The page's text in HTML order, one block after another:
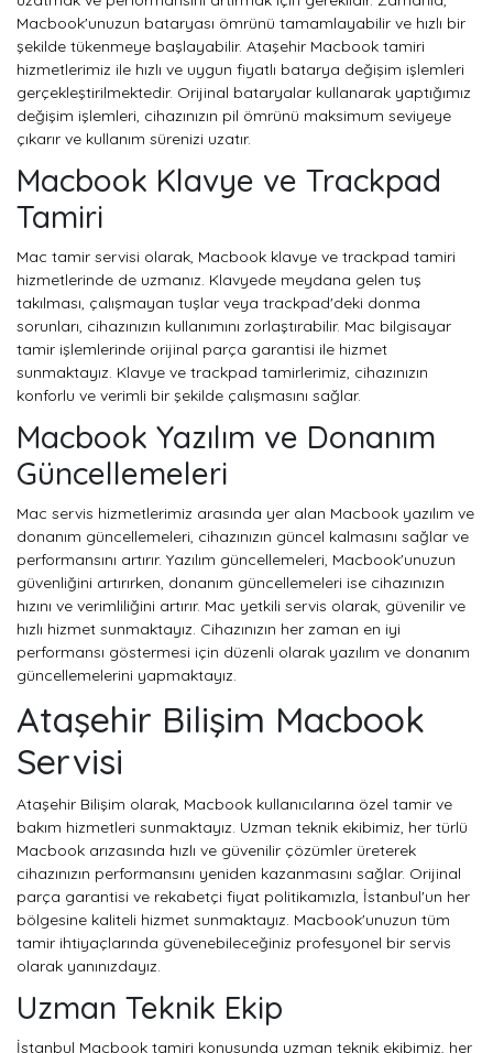
Macbook'unuzun bataryası ömrünü tamamlayabilir ve hızlı bir
şekilde tükenmeye başlayabilir. Ataşehir Macbook tamiri
hizmetlerimiz ile hızlı ve uygun fiyatlı batarya değişim işlemleri
gerçekleştirilmektedir. Orijinal bataryalar kullanarak yaptığımız
değişim işlemleri, cihazınızın pil ömrünü maksimum seviyeye
çıkarır ve kullanım sürenizi uzatır.
Macbook Klavye ve Trackpad
Tamiri
Mac tamir servisi olarak, Macbook klavye ve trackpad tamiri
hizmetlerinde de uzmanız. Klavyede meydana gelen tuş
takılması, çalışmayan tuşlar veya trackpad'deki donma
sorunları, cihazınızın kullanımını zorlaştırabilir. Mac bilgisayar
tamir işlemlerinde orijinal parça garantisi ile hizmet
sunmaktayız. Klavye ve trackpad tamirlerimiz, cihazınızın
konforlu ve verimli bir şekilde çalışmasını sağlar.
Macbook Yazılım ve Donanım
Güncellemeleri
Mac servis hizmetlerimiz arasında yer alan Macbook yazılım ve
donanım güncellemeleri, cihazınızın güncel kalmasını sağlar ve
performansını artırır. Yazılım güncellemeleri, Macbook'unuzun
güvenliğini artırırken, donanım güncellemeleri ise cihazınızın
hızını ve verimliliğini artırır. Mac yetkili servis olarak, güvenilir ve
hızlı hizmet sunmaktayız. Cihazınızın her zaman en iyi
performansı göstermesi için düzenli olarak yazılım ve donanım
güncellemelerini yapmaktayız.
Ataşehir Bilişim Macbook
Servisi
Ataşehir Bilişim olarak, Macbook kullanıcılarına özel tamir ve
bakım hizmetleri sunmaktayız. Uzman teknik ekibimiz, her türlü
Macbook arızasında hızlı ve güvenilir çözümler üreterek
cihazınızın performansını yeniden kazanmasını sağlar. Orijinal
parça garantisi ve rekabetçi fiyat politikamızla, İstanbul'un her
bölgesine kaliteli hizmet sunmaktayız. Macbook'unuzun tüm
tamir ihtiyaçlarında güvenebileceğiniz profesyonel bir servis
olarak yanınızdayız.
Uzman Teknik Ekip
İstanbul Macbook tamiri konusunda uzman teknik ekibimiz, her